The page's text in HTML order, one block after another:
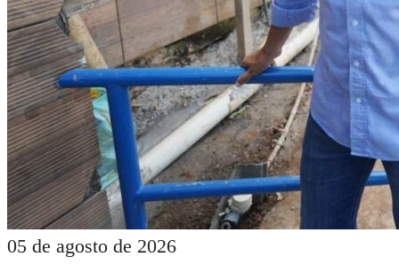
05 de agosto de 2026